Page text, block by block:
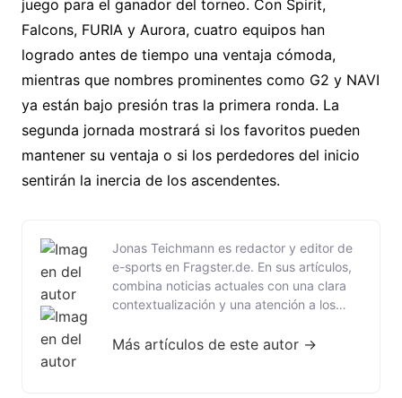
juego para el ganador del torneo. Con Spirit,
Falcons, FURIA y Aurora, cuatro equipos han
logrado antes de tiempo una ventaja cómoda,
mientras que nombres prominentes como G2 y NAVI
ya están bajo presión tras la primera ronda. La
segunda jornada mostrará si los favoritos pueden
mantener su ventaja o si los perdedores del inicio
sentirán la inercia de los ascendentes.
Jonas Teichmann es redactor y editor de
e-sports en Fragster.de. En sus artículos,
combina noticias actuales con una clara
contextualización y una atención a los
escena. Ya sea CS2, League of Legends o
Más artículos de este autor →